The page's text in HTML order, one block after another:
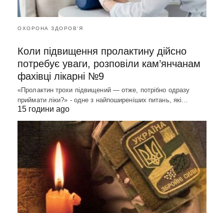
ОХОРОНА ЗДОРОВ'Я
Коли підвищення пролактину дійсно
потребує уваги, розповіли кам’янчанам
фахівці лікарні №9
«Пролактин трохи підвищений — отже, потрібно одразу
приймати ліки?» - одне з найпоширеніших питань, які…
15 години ago